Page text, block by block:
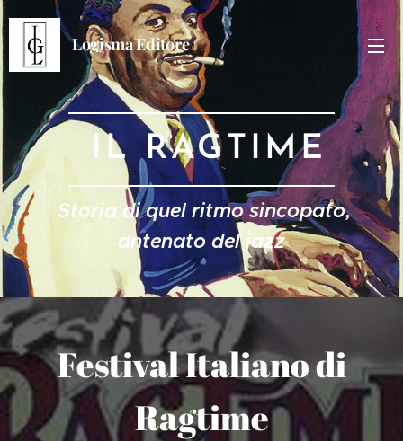
Logisma Editore
IL RAGTIME
Storia di quel ritmo sincopato,
antenato del jazz
Festival Italiano di
Ragtime